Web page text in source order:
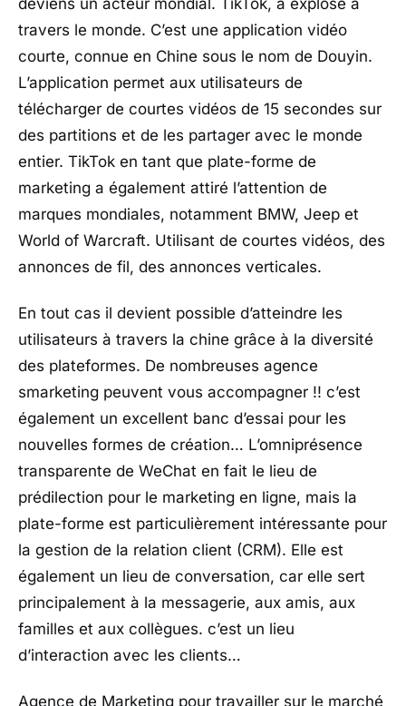
travers le monde. C’est une application vidéo
courte, connue en Chine sous le nom de Douyin.
L’application permet aux utilisateurs de
télécharger de courtes vidéos de 15 secondes sur
des partitions et de les partager avec le monde
entier. TikTok en tant que plate-forme de
marketing a également attiré l’attention de
marques mondiales, notamment BMW, Jeep et
World of Warcraft. Utilisant de courtes vidéos, des
annonces de fil, des annonces verticales.
En tout cas il devient possible d’atteindre les
utilisateurs à travers la chine grâce à la diversité
des plateformes. De nombreuses agence
smarketing peuvent vous accompagner !! c’est
également un excellent banc d’essai pour les
nouvelles formes de création… L’omniprésence
transparente de WeChat en fait le lieu de
prédilection pour le marketing en ligne, mais la
plate-forme est particulièrement intéressante pour
la gestion de la relation client (CRM). Elle est
également un lieu de conversation, car elle sert
principalement à la messagerie, aux amis, aux
familles et aux collègues. c’est un lieu
d’interaction avec les clients…
Agence de Marketing pour travailler sur le marché